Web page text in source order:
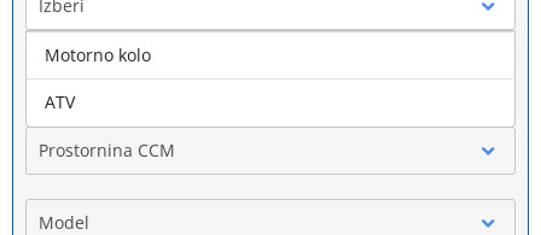
Izberi
Blagovna znamka
Prostornina CCM
Model
Motorno kolo
ATV